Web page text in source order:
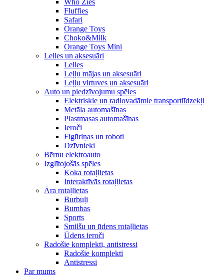
Who Zies
Fluffies
Safari
Orange Toys
Choko&Milk
Orange Toys Mini
Lelles un aksesuāri
Lelles
Leļļu mājas un aksesuāri
Leļļu virtuves un aksesuāri
Auto un piedzīvojumu spēles
Elektriskie un radiovadāmie transportlīdzekļi
Metāla automašīnas
Plastmasas automašīnas
Ieroči
Figūriņas un roboti
Dzīvnieki
Bērnu elektroauto
Izglītojošās spēles
Koka rotaļlietas
Interaktīvās rotaļlietas
Āra rotaļlietas
Burbuļi
Bumbas
Sports
Smilšu un ūdens rotaļlietas
Ūdens ieroči
Radošie komplekti, antistressi
Radošie komplekti
Antistressi
Par mums